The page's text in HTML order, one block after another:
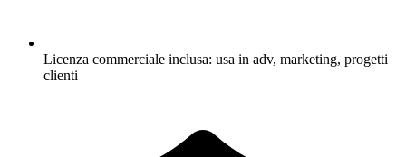
Licenza commerciale inclusa: usa in adv, marketing, progetti
clienti